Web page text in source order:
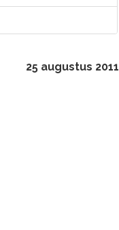
25 augustus 2011